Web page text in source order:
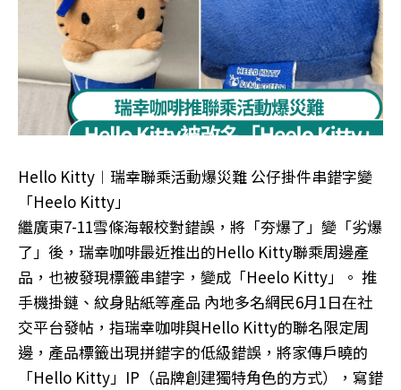
Hello Kitty︱瑞幸聯乘活動爆災難 公仔掛件串錯字變
「Heelo Kitty」
繼廣東7-11雪條海報校對錯誤，將「夯爆了」變「劣爆
了」後，瑞幸咖啡最近推出的Hello Kitty聯乘周邊產
品，也被發現標籤串錯字，變成「Heelo Kitty」。 推
手機掛鏈、紋身貼紙等產品 內地多名網民6月1日在社
交平台發帖，指瑞幸咖啡與Hello Kitty的聯名限定周
邊，產品標籤出現拼錯字的低級錯誤，將家傳戶曉的
「Hello Kitty」IP（品牌創建獨特角色的方式），寫錯